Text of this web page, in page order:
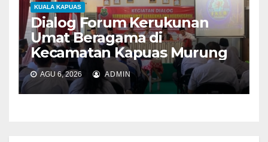
KUALA KAPUAS
Dialog Forum Kerukunan
Umat Beragama di
Kecamatan Kapuas Murung
AGU 6, 2026 ADMIN